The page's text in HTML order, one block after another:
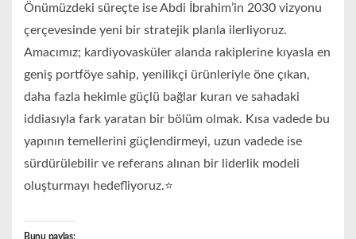
Önümüzdeki süreçte ise Abdi İbrahim’in 2030 vizyonu
çerçevesinde yeni bir stratejik planla ilerliyoruz.
Amacımız; kardiyovasküler alanda rakiplerine kıyasla en
geniş portföye sahip, yenilikçi ürünleriyle öne çıkan,
daha fazla hekimle güçlü bağlar kuran ve sahadaki
iddiasıyla fark yaratan bir bölüm olmak. Kısa vadede bu
yapının temellerini güçlendirmeyi, uzun vadede ise
sürdürülebilir ve referans alınan bir liderlik modeli
oluşturmayı hedefliyoruz.⭐️
Bunu paylaş: